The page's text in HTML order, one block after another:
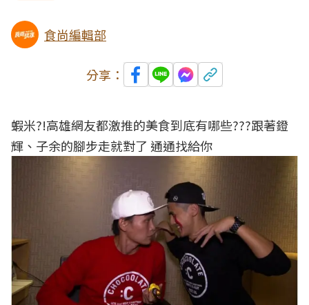
食尚編輯部
分享：
蝦米?!高雄網友都激推的美食到底有哪些???跟著鐙
輝、子余的腳步走就對了 通通找給你